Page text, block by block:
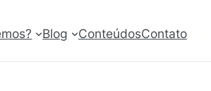
Blog ConteúdosContato